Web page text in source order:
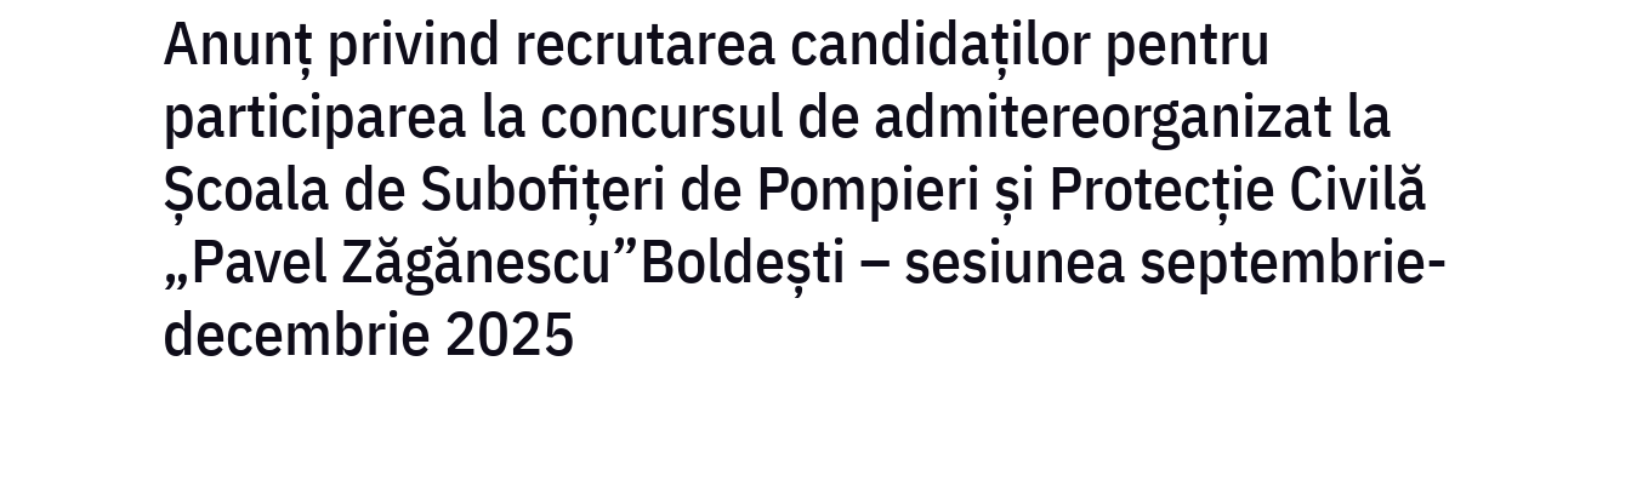
Anunț privind recrutarea candidaților pentru
participarea la concursul de admitereorganizat la
Școala de Subofițeri de Pompieri și Protecție Civilă
„Pavel Zăgănescu”Boldești – sesiunea septembrie-
decembrie 2025